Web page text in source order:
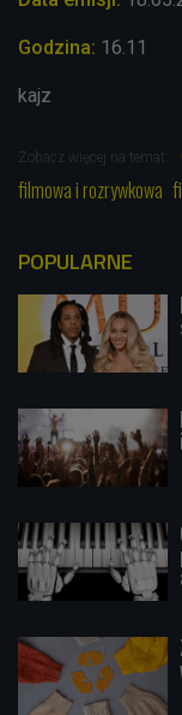
Godzina: 16.11
kajz
Zobacz więcej na temat:
filmowa i rozrywkowa
POPULARNE